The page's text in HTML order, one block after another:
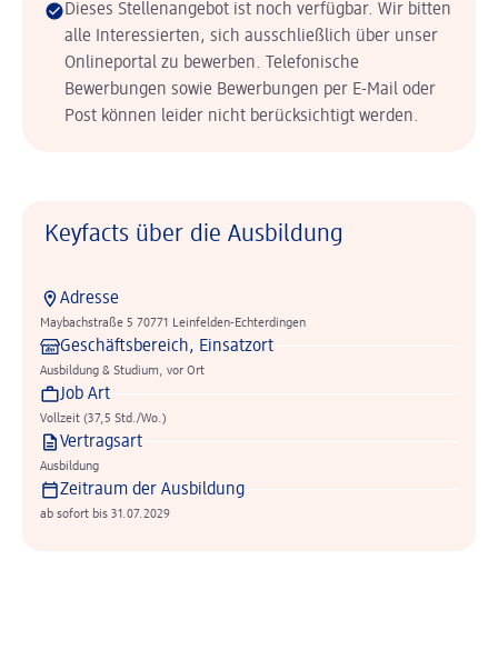
Dieses Stellenangebot ist noch verfügbar. Wir bitten
alle Interessierten, sich ausschließlich über unser
Onlineportal zu bewerben. Telefonische
Bewerbungen sowie Bewerbungen per E-Mail oder
Post können leider nicht berücksichtigt werden.
Keyfacts über die Ausbildung
Adresse
Maybachstraße 5 70771 Leinfelden-Echterdingen
Geschäftsbereich, Einsatzort
Ausbildung & Studium, vor Ort
Job Art
Vollzeit (37,5 Std./Wo.)
Vertragsart
Ausbildung
Zeitraum der Ausbildung
ab sofort bis 31.07.2029